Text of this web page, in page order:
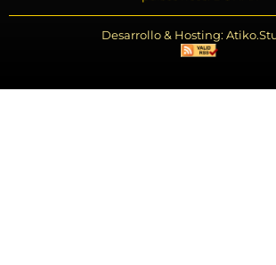
Desarrollo & Hosting: